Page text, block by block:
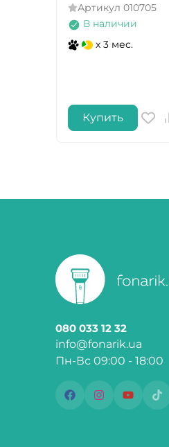
Артикул 010705
В наличии
x 3 мес.
Купить
080 033 12 32
info@fonarik.ua
Пн-Вс 09:00 - 18:00